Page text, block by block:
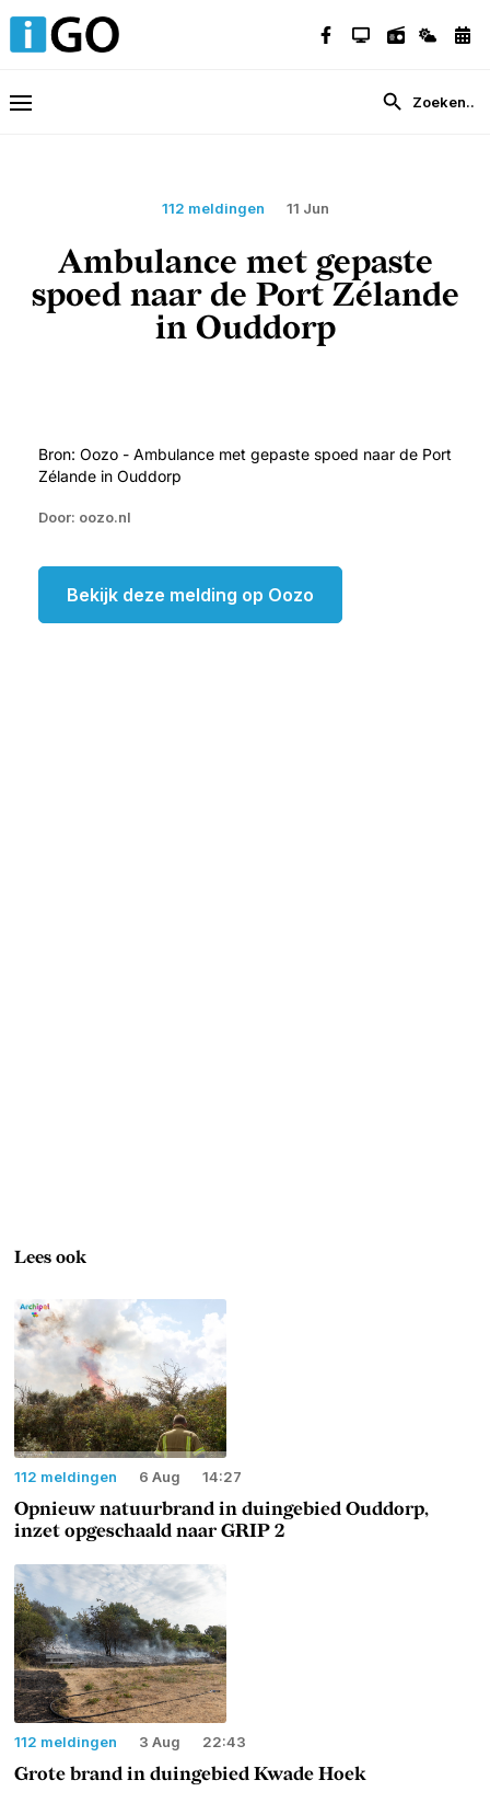
112 meldingen 11 Jun
Ambulance met gepaste
spoed naar de Port Zélande
in Ouddorp
Bron: Oozo - Ambulance met gepaste spoed naar de Port
Zélande in Ouddorp
Door: oozo.nl
Bekijk deze melding op Oozo
Lees ook
112 meldingen 6 Aug 14:27
Opnieuw natuurbrand in duingebied Ouddorp,
inzet opgeschaald naar GRIP 2
112 meldingen 3 Aug 22:43
Grote brand in duingebied Kwade Hoek